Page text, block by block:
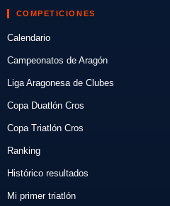
COMPETICIONES
Calendario
Campeonatos de Aragón
Liga Aragonesa de Clubes
Copa Duatlón Cros
Copa Triatlón Cros
Ranking
Histórico resultados
Mi primer triatlón